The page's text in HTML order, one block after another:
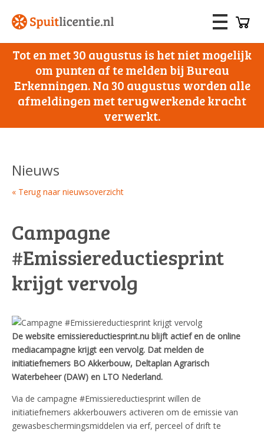
Tot en met 30 augustus is het niet mogelijk
om punten af te melden bij Bureau
Erkenningen. Na 30 augustus worden alle
afmeldingen met terugwerkende kracht
verwerkt.
Nieuws
« Terug naar nieuwsoverzicht
Campagne
#Emissiereductiesprint
krijgt vervolg
De website emissiereductiesprint.nu blijft actief en de online
mediacampagne krijgt een vervolg. Dat melden de
initiatiefnemers BO Akkerbouw, Deltaplan Agrarisch
Waterbeheer (DAW) en LTO Nederland.
Via de campagne #Emissiereductiesprint willen de
initiatiefnemers akkerbouwers activeren om de emissie van
gewasbeschermingsmiddelen via erf, perceel of drift te